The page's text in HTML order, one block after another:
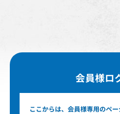
会員様ロ
ここからは、会員様専用のペー